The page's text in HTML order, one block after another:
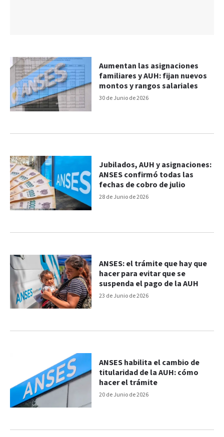
30 de Junio de 2026
Aumentan las asignaciones
familiares y AUH: fijan nuevos
montos y rangos salariales
28 de Junio de 2026
Jubilados, AUH y asignaciones:
ANSES confirmó todas las
fechas de cobro de julio
23 de Junio de 2026
ANSES: el trámite que hay que
hacer para evitar que se
suspenda el pago de la AUH
20 de Junio de 2026
ANSES habilita el cambio de
titularidad de la AUH: cómo
hacer el trámite